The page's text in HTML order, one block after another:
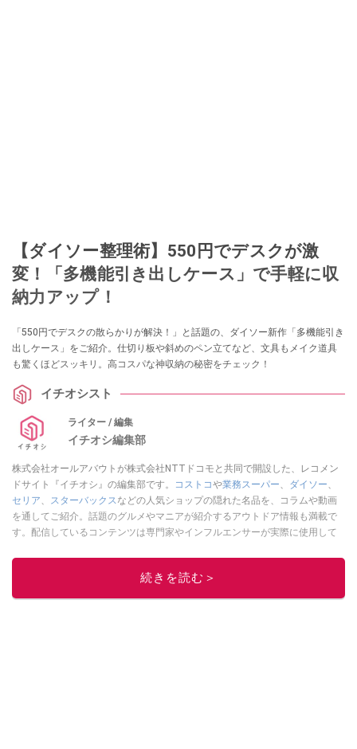
【ダイソー整理術】550円でデスクが激
変！「多機能引き出しケース」で手軽に収
納力アップ！
「550円でデスクの散らかりが解決！」と話題の、ダイソー新作「多機能引き
出しケース」をご紹介。仕切り板や斜めのペン立てなど、文具もメイク道具
も驚くほどスッキリ。高コスパな神収納の秘密をチェック！
イチオシスト
ライター / 編集
イチオシ編集部
株式会社オールアバウトが株式会社NTTドコモと共同で開設した、レコメン
ドサイト『イチオシ』の編集部です。
コストコや業務スーパー ダイソー
セリア
スターバックス などの人気ショップの隠れた名品を、コラムや動画
を通してご紹介。話題のグルメやマニアが紹介するアウトドア情報も満載で
す。配信しているコンテンツは専門家やインフルエンサーが実際に使用して
ニュースでフォロー
続きを読む＞